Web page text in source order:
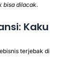
bisa dilacak.
Kaku
terjebak di